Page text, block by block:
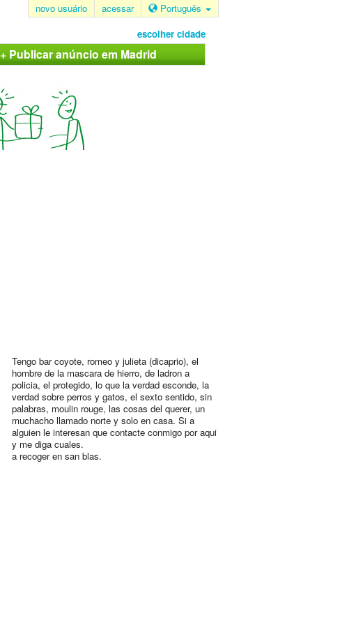
novo usuário acessar Português
escolher cidade
+ Publicar anúncio em Madrid
Tengo bar coyote, romeo y julieta (dicaprio), el
hombre de la mascara de hierro, de ladron a
policia, el protegido, lo que la verdad esconde, la
verdad sobre perros y gatos, el sexto sentido, sin
palabras, moulin rouge, las cosas del querer, un
muchacho llamado norte y solo en casa. Si a
alguien le interesan que contacte conmigo por aqui
y me diga cuales.
a recoger en san blas.